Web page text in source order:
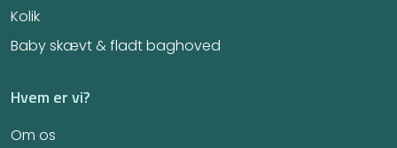
Kolik
Baby skævt & fladt baghoved
Hvem er vi?
Om os